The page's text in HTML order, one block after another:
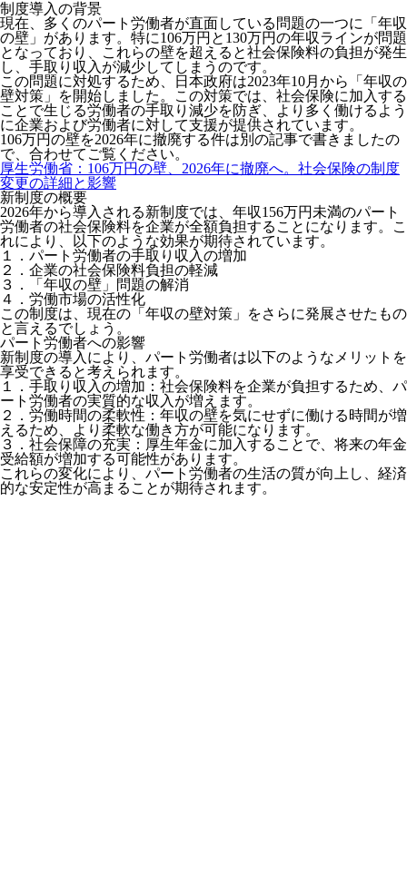
制度導入の背景
現在、 多くのパート労働者が直面している問題の一つに「年収
の壁」 があります。特に106万円と130万円の年収ラインが問題
となっており、これらの壁を超えると社会保険料の負担が発生
し、手取り収入が減少してしまうのです。
この問題に対処するため、日本政府は2023年10月から「年収の
壁対策」を開始しました。この対策では、社会保険に加入する
ことで生じる労働者の手取り減少を防ぎ、より多く働けるよう
に企業および労働者に対して支援が提供されています。
106万円の壁を2026年に撤廃する件は別の記事で書きましたの
で、合わせてご覧ください。
厚生労働省：106万円の壁、2026年に撤廃へ。社会保険の制度
変更の詳細と影響
新制度の概要
2026年から導入される新制度では、 年収156万円未満のパート
労働者の社会保険料を企業が全額負担することになります。こ
れにより、以下のような効果が期待されています。
１．パート労働者の手取り収入の増加
２．企業の社会保険料負担の軽減
３．「年収の壁」問題の解消
４．労働市場の活性化
この制度は、現在の「年収の壁対策」をさらに発展させたもの
と言えるでしょう。
パート労働者への影響
新制度の導入により、パート労働者は以下のようなメリットを
享受できると考えられます。
１．手取り収入の増加：社会保険料を企業が負担するため、パ
ート労働者の実質的な収入が増えます。
２．労働時間の柔軟性：年収の壁を気にせずに働ける時間が増
えるため、より柔軟な働き方が可能になります。
３．社会保障の充実：厚生年金に加入することで、将来の年金
受給額が増加する可能性があります。
これらの変化により、パート労働者の生活の質が向上し、経済
的な安定性が高まることが期待されます。